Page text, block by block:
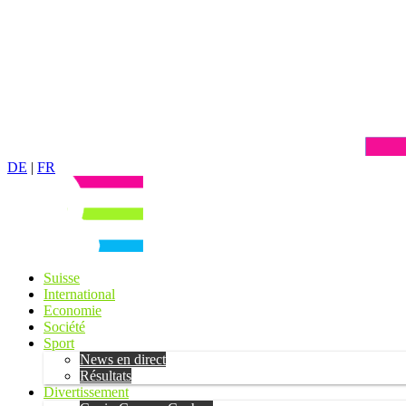
DE | FR
Suisse
International
Economie
Société
Sport
News en direct
Résultats
Divertissement